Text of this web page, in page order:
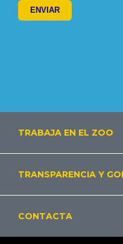
Footer
TRABAJA EN EL ZOO
TRANSPARENCIA Y
CONTACTA